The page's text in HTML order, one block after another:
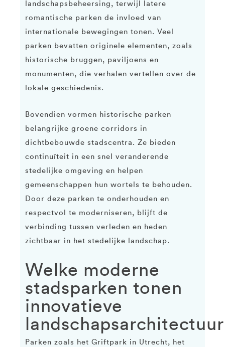
landschapsbeheersing, terwijl latere
romantische parken de invloed van
internationale bewegingen tonen. Veel
parken bevatten originele elementen, zoals
historische bruggen, paviljoens en
monumenten, die verhalen vertellen over de
lokale geschiedenis.
Bovendien vormen historische parken
belangrijke groene corridors in
dichtbebouwde stadscentra. Ze bieden
continuïteit in een snel veranderende
stedelijke omgeving en helpen
gemeenschappen hun wortels te behouden.
Door deze parken te onderhouden en
respectvol te moderniseren, blijft de
verbinding tussen verleden en heden
zichtbaar in het stedelijke landschap.
Welke moderne
stadsparken tonen
innovatieve
Parken zoals het Griftpark in Utrecht, het